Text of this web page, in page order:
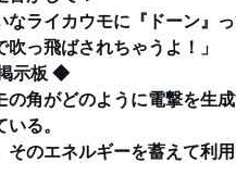
なライカウモに『ドーン』
吹っ飛ばされちゃうよ！」
示板 ◆
の角がどのように電撃を生
る。
そのエネルギーを蓄えて利